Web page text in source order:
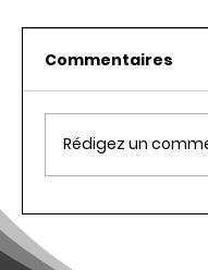
Commentaires
Rédigez un